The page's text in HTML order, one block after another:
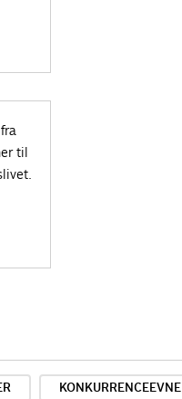
til
KONKURRENCEEVNE